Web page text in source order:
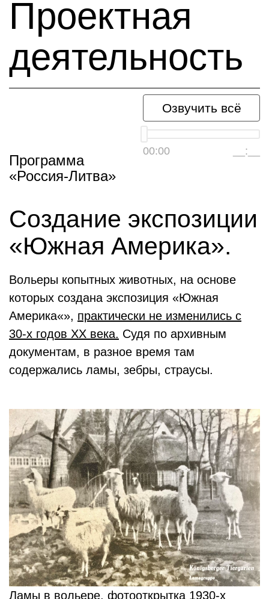
Проектная
деятельность
Озвучить всё
00:00 __:__
Программа
«Россия-Литва»
Создание экспозиции
«Южная Америка».
Вольеры копытных животных, на основе
которых создана экспозиция «Южная
Америка«», практически не изменились с
30-х годов ХХ века. Судя по архивным
документам, в разное время там
содержались ламы, зебры, страусы.
Ламы в вольере, фотооткрытка 1930-х